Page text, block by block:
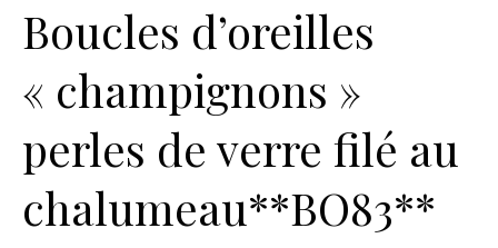
Boucles d’oreilles
« champignons »
perles de verre filé au
chalumeau**BO83**